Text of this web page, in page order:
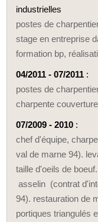
industrielles
postes de
stage en entreprise
formation bp,
04/2011 - 07/2011 :
postes de
charpente
07/2009 - 2010 :
chef d'équipe,
val de marne 94).
taille d'oeils de
asselin (contrat
94). restauration de
portiques triangulés